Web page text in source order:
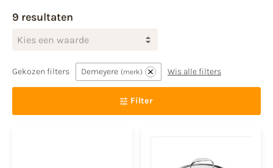
9 resultaten
Kies een waarde
Gekozen filters Demeyere merk Wis alle filters
Filter